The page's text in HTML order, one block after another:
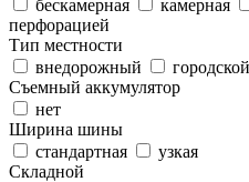
бескамерная
камерная
перфорацией
Тип местности
внедорожный
городской
Съемный аккумулятор
нет
Ширина шины
стандартная
узкая
Складной